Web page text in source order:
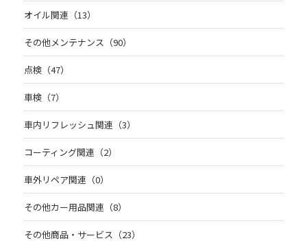
オイル関連（13）
その他メンテナンス（90）
点検（47）
車検（7）
車内リフレッシュ関連（3）
コーティング関連（2）
車外リペア関連（0）
その他カー用品関連（8）
その他商品・サービス（23）